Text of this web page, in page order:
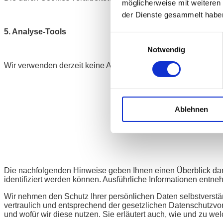
möglicherweise mit
der Dienste gesammelt
Notwendig
Ablehnen
5. Analyse-Tools
Wir verwenden derzeit keine Analyse-Tools.
Die nachfolgenden Hinweise geben Ihnen einen Überblick
identifiziert werden können. Ausführliche Informationen
Wir nehmen den Schutz Ihrer persönlichen Daten
vertraulich und entsprechend der gesetzlichen
und wofür wir diese nutzen. Sie erläutert auch, wie und zu